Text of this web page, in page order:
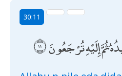
30:11
ثُمَّ إِلَيْهِ تُرْجَعُونَ